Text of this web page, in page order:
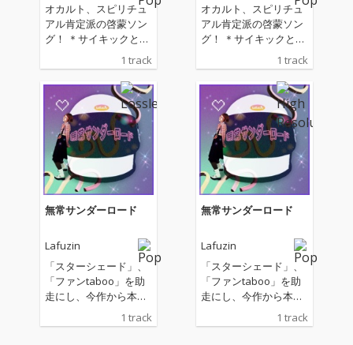
オカルト、スピリチュ
アル肯定派の啓蒙ソン
グ！ ＊サイキックと
は？ サイキックとは、
俗にいう超能力ではな
い。超能力と言うと特
別な人だけが持ってい
る魔法のような能力の
ように受けとられます
が、そうではない。も
ともとは、人間にも備
わっていた目に見えな
い力で、ものごとの本
質を瞬時に感じとる能
力なのだ。 ＊ヒプノシ
る催眠とは、前世療法
のことを指す。 ＊前世
療法の効果とは？ 自分
の前世を知ることによ
りの深い人との関係の
1 track
オカルト、スピリチュ
アル肯定派の啓蒙ソン
グ！ ＊サイキックと
は？ サイキックとは、
俗にいう超能力ではな
い。超能力と言うと特
別な人だけが持ってい
る魔法のような能力の
ように受けとられます
が、そうではない。も
ともとは、人間にも備
わっていた目に見えな
い力で、ものごとの本
質を瞬時に感じとる能
力なのだ。 ＊ヒプノシ
る催眠とは、前世療法
のことを指す。 ＊前世
療法の効果とは？ 自分
の前世を知ることによ
りの深い人との関係の
1 track
無常サンダーロード
Lafuzin
「スターシェード」、
「ファンtaboo」を助
走にし、今作から本格
的なイトオミカのソロ
ワークが始まる。その
1 track
無常サンダーロード
Lafuzin
「スターシェード」、
「ファンtaboo」を助
走にし、今作から本格
的なイトオミカのソロ
ワークが始まる。その
1 track